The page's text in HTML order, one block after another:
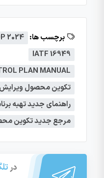
برچسب ها: 2024
IATF 16949
PLAN MANUAL
تکوین محصول
راهنمای جدید تهبه
مرجع جدید تکوین
در